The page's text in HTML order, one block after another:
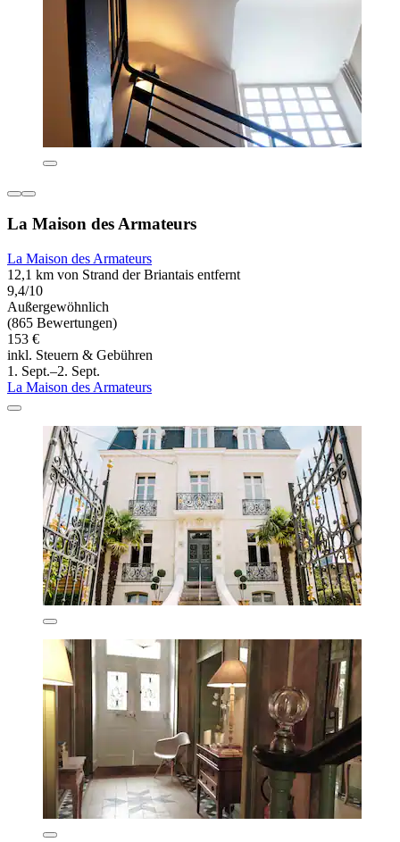
La Maison des Armateurs
La Maison des Armateurs
12,1 km von Strand der Briantais entfernt
9,4/10
Außergewöhnlich
(865 Bewertungen)
153 €
inkl. Steuern & Gebühren
1. Sept.–2. Sept.
La Maison des Armateurs